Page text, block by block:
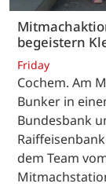
begeistern
Friday
Cochem. Am
Bunker in
Bundesbank
dem Team